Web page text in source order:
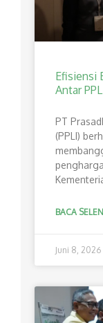
Efisiensi
Antar
PT
(PPLI)
BACA
Juni 8, 2026